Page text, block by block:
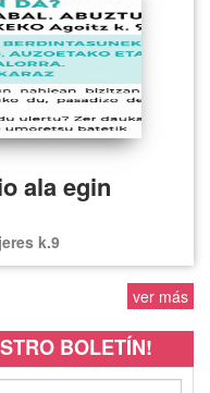
ala egin
k.9
ver más
BOLETÍN!